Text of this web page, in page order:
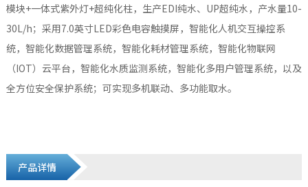
模块+一体式紫外灯+超纯化柱，生产EDI纯水、UP超纯水，产水量10-
30L/h；采用7.0英寸LED彩色电容触摸屏，智能化人机交互操控系
统，智能化数据管理系统，智能化耗材管理系统，智能化物联网
（IOT）云平台，智能化水质监测系统，智能化多用户管理系统，以及
全方位安全保护系统；可实现多机联动、多功能取水。
产品详情